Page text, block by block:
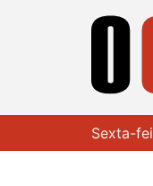
Sexta-